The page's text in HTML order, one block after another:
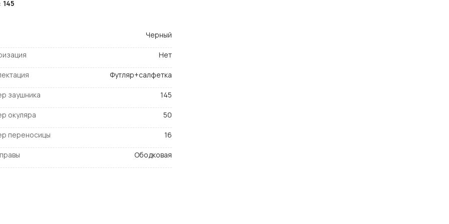
145
Черный
Нет
Футляр+салфетка
заушника 145
окуляра 50
переносицы 16
Ободковая